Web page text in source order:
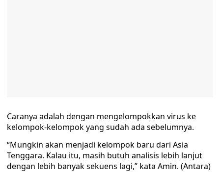
Caranya adalah dengan mengelompokkan virus ke
kelompok-kelompok yang sudah ada sebelumnya.
“Mungkin akan menjadi kelompok baru dari Asia
Tenggara. Kalau itu, masih butuh analisis lebih lanjut
dengan lebih banyak sekuens lagi,” kata Amin. (Antara)